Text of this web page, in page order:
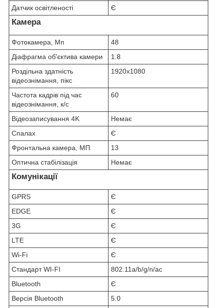
Датчик освітленості Є
Камера
Фотокамера, Мп
48
Діафрагма об'єктива камери
1.8
Роздільна здатність
відеознімання, пікс
1920x1080
Частота кадрів під час
відеознімання, к/с
60
Відеозаписування 4K
Немає
Спалах
Є
Фронтальна камера, МП
13
Оптична стабілізація
Немає
Комунікації
GPRS
Є
EDGE
Є
3G
Є
LTE
Є
Wi-Fi
Є
Стандарт WI-FI
802.11a/b/g/n/ac
Bluetooth
Є
Версія Bluetooth
5.0